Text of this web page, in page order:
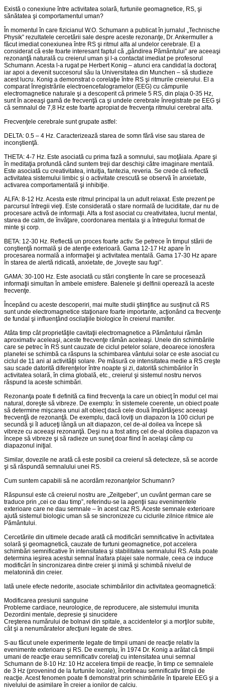
Există o conexiune între activitatea solară, furtunile geomagnetice, RS, şi
sănătatea şi comportamentul uman?
În momentul în care fizicianul W.O. Schumann a publicat în jurnalul „Technische
Physik” rezultatele cercetării sale despre aceste rezonanţe, Dr. Ankermuller a
făcut imediat conexiunea între RS şi ritmul alfa al undelor cerebrale. El a
considerat că este foarte interesant faptul că „gândirea Pământului” are aceeaşi
rezonanţă naturală cu creierul uman şi l-a contactat imediat pe profesorul
Schumann. Acesta l-a rugat pe Herbert Konig – atunci era candidat la doctoraţ
iar apoi a devenit succesorul său la Universitatea din Munchen – să studieze
acest lucru. Konig a demonstrat o corelaţie între RS şi ritmurile creierului. El a
comparat înregistrările electroencefalogramelor (EEG) cu câmpurile
electromagnetice naturale şi a descoperit că primele 5 RS, din plaja 0-35 Hz,
sunt în aceeaşi gamă de frecvenţă ca şi undele cerebrale înregistrate pe EEG şi
că semnalul de 7,8 Hz este foarte apropiat de frecvenţa ritmului cerebral alfa.
Frecvenţele cerebrale sunt grupate astfel:
DELTA: 0.5 – 4 Hz. Caracterizează starea de somn fără vise sau starea de
inconştienţă.
THETA: 4-7 Hz. Este asociată cu prima fază a somnului, sau moţăiala. Apare şi
în meditaţia profundă când suntem treji dar deschişi către imaginare mentală.
Este asociată cu creativitatea, intuiţia, fantezia, reveria. Se crede că reflectă
activitatea sistemului limbic şi o activitate crescută se observă în anxietate,
activarea comportamentală şi inhibiţie.
ALFA: 8-12 Hz. Acesta este ritmul principal la un adult relaxat. Este prezent pe
parcursul întregii vieţi. Este considerată o stare normală de luciditate, dar nu de
procesare activă de informaţii. Alfa a fost asociat cu creativitatea, lucrul mental,
starea de calm, de învăţare, coordonarea mentala şi a întregului format de
minte şi corp.
BETA: 12-30 Hz. Reflectă un proces foarte activ. Se petrece în timpul stării de
conştienţă normală şi de atenţie exterioară. Gama 12-17 Hz apare în
procesarea normală a informaţiei şi activitatea mentală. Gama 17-30 Hz apare
în starea de alertă ridicată, anxietate, de „loveşte sau fugi”.
GAMA: 30-100 Hz. Este asociată cu stări conştiente în care se procesează
informaţii simultan în ambele emisfere. Balenele şi delfinii operează la aceste
frecvenţe.
Începând cu aceste descoperiri, mai multe studii ştiinţifice au susţinut că RS
sunt unde electromagnetice staţionare foarte importante, acţionând ca frecvenţe
de fundal şi influenţând oscilaţiile biologice în creierul mamifer.
Atâta timp cât proprietăţile cavitaţii electromagnetice a Pământului rămân
aproximativ aceleaşi, aceste frecvenţe rămân aceleaşi. Unele din schimbările
care se petrec în RS sunt cauzate de ciclul petelor solare, deoarece ionosfera
planetei se schimbă ca răspuns la schimbarea vântului solar ce este asociat cu
ciclul de 11 ani al activităţii solare. Pe măsură ce intensitatea medie a RS creşte
sau scade datorită diferenţelor între noapte şi zi, datorită schimbărilor în
activitatea solară, în clima globală, etc., creierul şi sistemul nostru nervos
răspund la aceste schimbări.
Rezonanţa poate fi definită ca fiind frecvenţa la care un obiecţ în modul cel mai
natural, doreşte să vibreze. De exemplu: în sistemele coerente, un obiect poate
să determine mişcarea unui alt obiecţ dacă cele două împărtăşesc aceeaşi
frecvenţă de rezonanţă. De exemplu, dacă loviţi un diapazon la 100 cicluri pe
secundă şi îl aduceţi lângă un alt diapazon, cel de-al doilea va începe să
vibreze cu aceeaşi rezonanţă. Deşi nu a fost atinş cel de-al doilea diapazon va
începe să vibreze şi să radieze un suneţ doar fiind în acelaşi câmp cu
diapazonul iniţial.
Similar, dovezile ne arată că este posibil ca creierul să detecteze, să se acorde
şi să răspundă semnalului unei RS.
Cum suntem capabili să ne acordăm rezonanţelor Schumann?
Răspunsul este că creierul nostru are „Zeitgeber”, un cuvânt german care se
traduce prin „cei ce dau timp”, referindu-se la agenţii sau evenimentele
exterioare care ne dau semnale – în acest caz RS. Aceste semnale exterioare
ajută sistemul biologic uman să se sincronizeze cu ciclurile zilnice ritmice ale
Pământului.
Cercetările din ultimele decade arată că modificări semnificative în activitatea
solară şi geomagnetică, cauzate de furtuni geomagnetice, pot accelera
schimbări semnificative în intensitatea şi stabilitatea semnalului RS. Asta poate
determina ieşirea acestui semnal înafara plajei sale normale, ceea ce induce
modificări în sincronizarea dintre creier şi inimă şi schimbă nivelul de
melatonină din creier.
Iată unele efecte nedorite, asociate schimbărilor din activitatea geomagnetică:
Modificarea presiunii sanguine
Probleme cardiace, neurologice, de reproducere, ale sistemului imunita
Dezordini mentale, depresie şi sinucidere
Creşterea numărului de bolnavi din spitale, a accidentelor şi a morţilor subite,
cât şi a nenumăratelor afecţiuni legate de stres.
S-au făcut unele experimente legate de timpii umani de reacţie relativ la
evenimente exterioare şi RS. De exemplu, în 1974 Dr. Konig a arătat că timpii
umani de reacţie erau semnificativ corelaţi cu intensitatea unui semnal
Schumann de 8-10 Hz: 10 Hz accelera timpii de reacţie, în timp ce semnalele
de 3 Hz (provenind de la furtunile locale), încetineau semnificativ timpii de
reacţie. Acest fenomen poate fi demonstrat prin schimbările în tiparele EEG şi a
nivelului de asimilare în creier a ionilor de calciu.